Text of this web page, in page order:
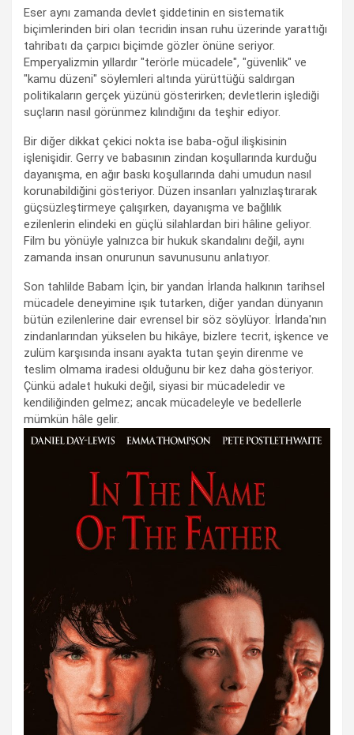
Eser aynı zamanda devlet şiddetinin en sistematik
biçimlerinden biri olan tecridin insan ruhu üzerinde yarattığı
tahribatı da çarpıcı biçimde gözler önüne seriyor.
Emperyalizmin yıllardır "terörle mücadele", "güvenlik" ve
"kamu düzeni" söylemleri altında yürüttüğü saldırgan
politikaların gerçek yüzünü gösterirken; devletlerin işlediği
suçların nasıl görünmez kılındığını da teşhir ediyor.
Bir diğer dikkat çekici nokta ise baba-oğul ilişkisinin
işlenişidir. Gerry ve babasının zindan koşullarında kurduğu
dayanışma, en ağır baskı koşullarında dahi umudun nasıl
korunabildiğini gösteriyor. Düzen insanları yalnızlaştırarak
güçsüzleştirmeye çalışırken, dayanışma ve bağlılık
ezilenlerin elindeki en güçlü silahlardan biri hâline geliyor.
Film bu yönüyle yalnızca bir hukuk skandalını değil, aynı
zamanda insan onurunun savunusunu anlatıyor.
Son tahlilde Babam İçin, bir yandan İrlanda halkının tarihsel
mücadele deneyimine ışık tutarken, diğer yandan dünyanın
bütün ezilenlerine dair evrensel bir söz söylüyor. İrlanda'nın
zindanlarından yükselen bu hikâye, bizlere tecrit, işkence ve
zulüm karşısında insanı ayakta tutan şeyin direnme ve
teslim olmama iradesi olduğunu bir kez daha gösteriyor.
Çünkü adalet hukuki değil, siyasi bir mücadeledir ve
kendiliğinden gelmez; ancak mücadeleyle ve bedellerle
mümkün hâle gelir.